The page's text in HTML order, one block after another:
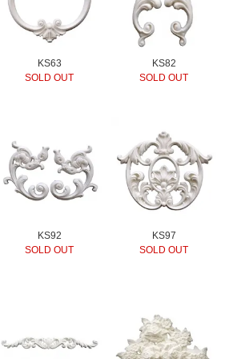
KS63
SOLD OUT
KS82
SOLD OUT
KS92
SOLD OUT
KS97
SOLD OUT